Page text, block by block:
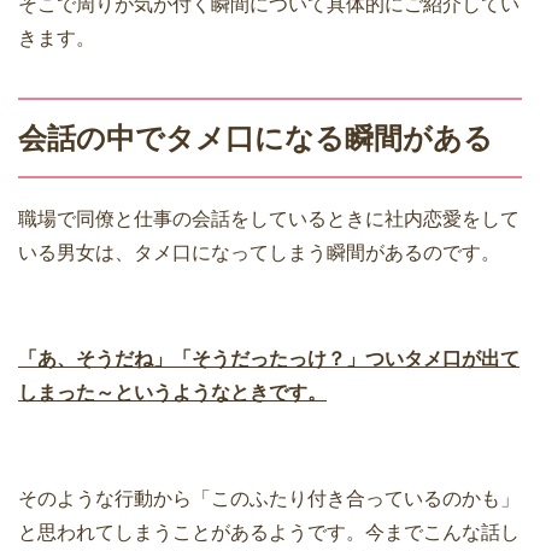
きます。
会話の中でタメ口になる瞬間がある
職場で同僚と仕事の会話をしているときに社内恋愛をして
いる男女は、タメ口になってしまう瞬間があるのです。
「あ、そうだね」「そうだったっけ？」ついタメ口が出て
しまった～というようなときです。
そのような行動から「このふたり付き合っているのかも」
と思われてしまうことがあるようです。今までこんな話し